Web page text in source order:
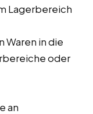
Lagerbereich
Waren in die
oder
an